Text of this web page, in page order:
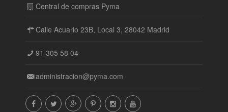
Central de compras Pyma
Calle Acuario 23B, Local 3, 28042 Madrid
91 305 58 04
administracion@pyma.com